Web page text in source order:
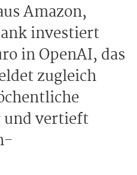
Amazon,
investiert
in OpenAI, das
zugleich
und vertieft